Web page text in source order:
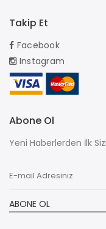
Takip Et
Facebook
Instagram
Abone Ol
Yeni Haberlerden İlk